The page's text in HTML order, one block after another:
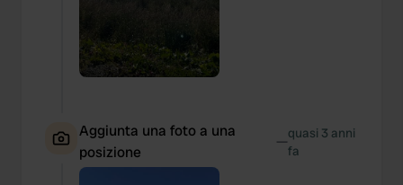
Aggiunta una foto a una
posizione
—quasi 3 anni
fa